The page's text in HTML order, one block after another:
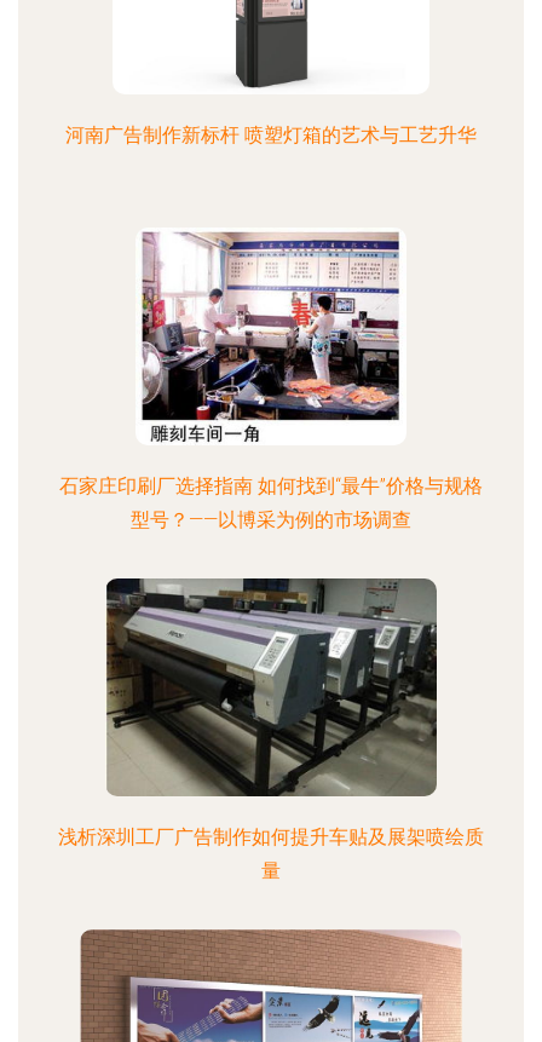
河南广告制作新标杆 喷塑灯箱的艺术与工艺升华
石家庄印刷厂选择指南 如何找到“最牛”价格与规格
型号？——以博采为例的市场调查
浅析深圳工厂广告制作如何提升车贴及展架喷绘质
量